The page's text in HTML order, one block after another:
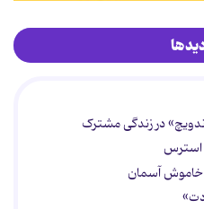
در زندگی مشترک
استرس
خاموش آسمان